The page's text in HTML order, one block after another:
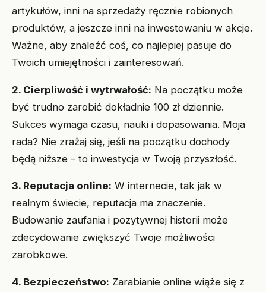
artykułów, inni na sprzedaży ręcznie robionych
produktów, a jeszcze inni na inwestowaniu w akcje.
Ważne, aby znaleźć coś, co najlepiej pasuje do
Twoich umiejętności i zainteresowań.
2. Cierpliwość i wytrwałość: Na początku może
być trudno zarobić dokładnie 100 zł dziennie.
Sukces wymaga czasu, nauki i dopasowania. Moja
rada? Nie zrażaj się, jeśli na początku dochody
będą niższe – to inwestycja w Twoją przyszłość.
3. Reputacja online: W internecie, tak jak w
realnym świecie, reputacja ma znaczenie.
Budowanie zaufania i pozytywnej historii może
zdecydowanie zwiększyć Twoje możliwości
zarobkowe.
4. Bezpieczeństwo: Zarabianie online wiąże się z